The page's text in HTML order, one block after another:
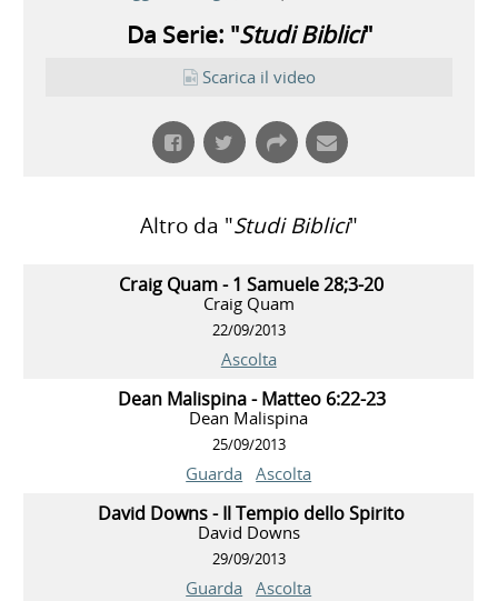
Da Serie: "Studi Biblici"
Scarica il video
Altro da "Studi Biblici"
Craig Quam - 1 Samuele 28;3-20
Craig Quam
22/09/2013
Ascolta
Dean Malispina - Matteo 6:22-23
Dean Malispina
25/09/2013
Guarda Ascolta
David Downs - Il Tempio dello Spirito
David Downs
29/09/2013
Guarda Ascolta